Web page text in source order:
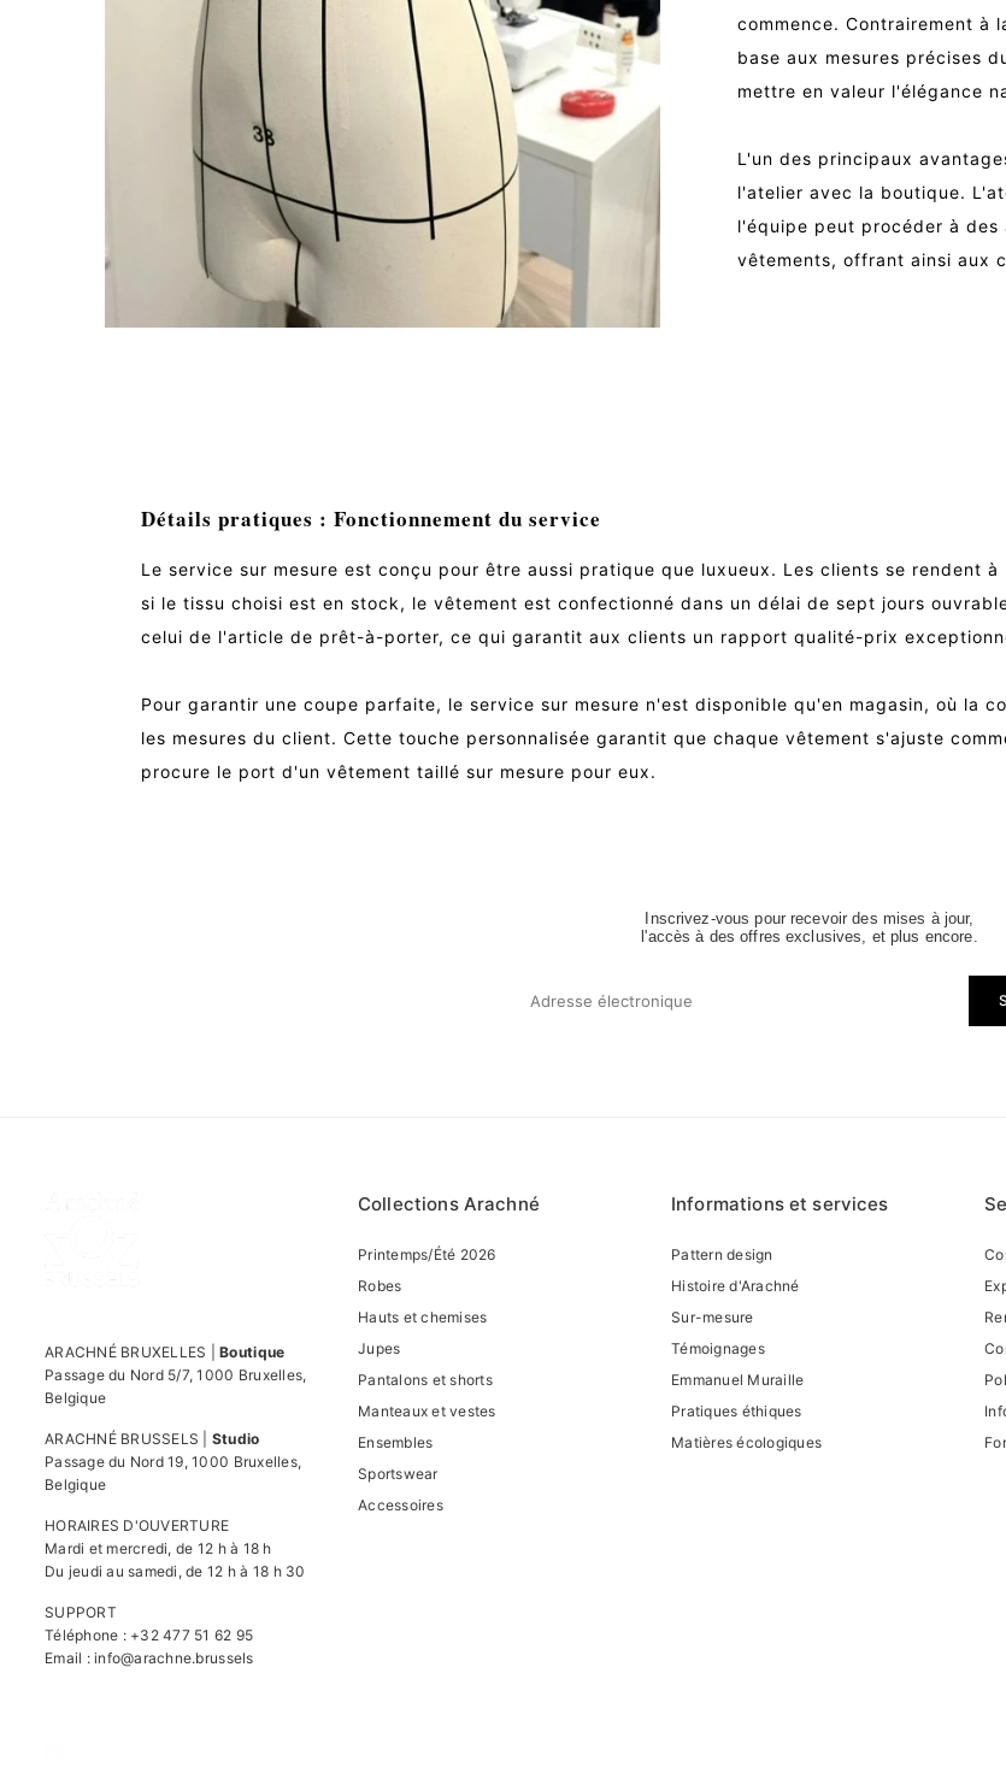
commence. Contrairement à
base aux mesures précises
mettre en valeur l'élégance
L'un des principaux
l'atelier avec la boutique.
l'équipe peut procéder à des
vêtements, offrant ainsi aux
Détails pratiques : Fonctionnement du service
Le service sur mesure est conçu pour être aussi pratique que luxueux. Les clients se rendent
si le tissu choisi est en stock, le vêtement est confectionné dans un délai de sept jours
celui de l'article de prêt-à-porter, ce qui garantit aux clients un rapport qualité-prix
Pour garantir une coupe parfaite, le service sur mesure n'est disponible qu'en magasin, où la
les mesures du client. Cette touche personnalisée garantit que chaque vêtement s'ajuste
procure le port d'un vêtement taillé sur mesure pour eux.
Inscrivez-vous pour recevoir des mises à jour,
l'accès à des offres exclusives, et plus encore.
ARACHNÉ BRUXELLES |Boutique
Passage du Nord 5/7, 1000 Bruxelles,
Belgique
ARACHNÉ BRUSSELS | Studio
Passage du Nord 19, 1000 Bruxelles,
Belgique
HORAIRES D'OUVERTURE
Mardi et mercredi, de 12 h à 18 h
Du jeudi au samedi, de 12 h à 18 h 30
SUPPORT
Téléphone : +32 477 51 62 95
Email :info@arachne.brussels
Collections Arachné
Printemps/Été 2026
Robes
Hauts et chemises
Jupes
Pantalons et shorts
Manteaux et vestes
Ensembles
Sportswear
Accessoires
Informations et services
Pattern design
Histoire d'Arachné
Sur-mesure
Témoignages
Emmanuel Muraille
Pratiques éthiques
Matières écologiques